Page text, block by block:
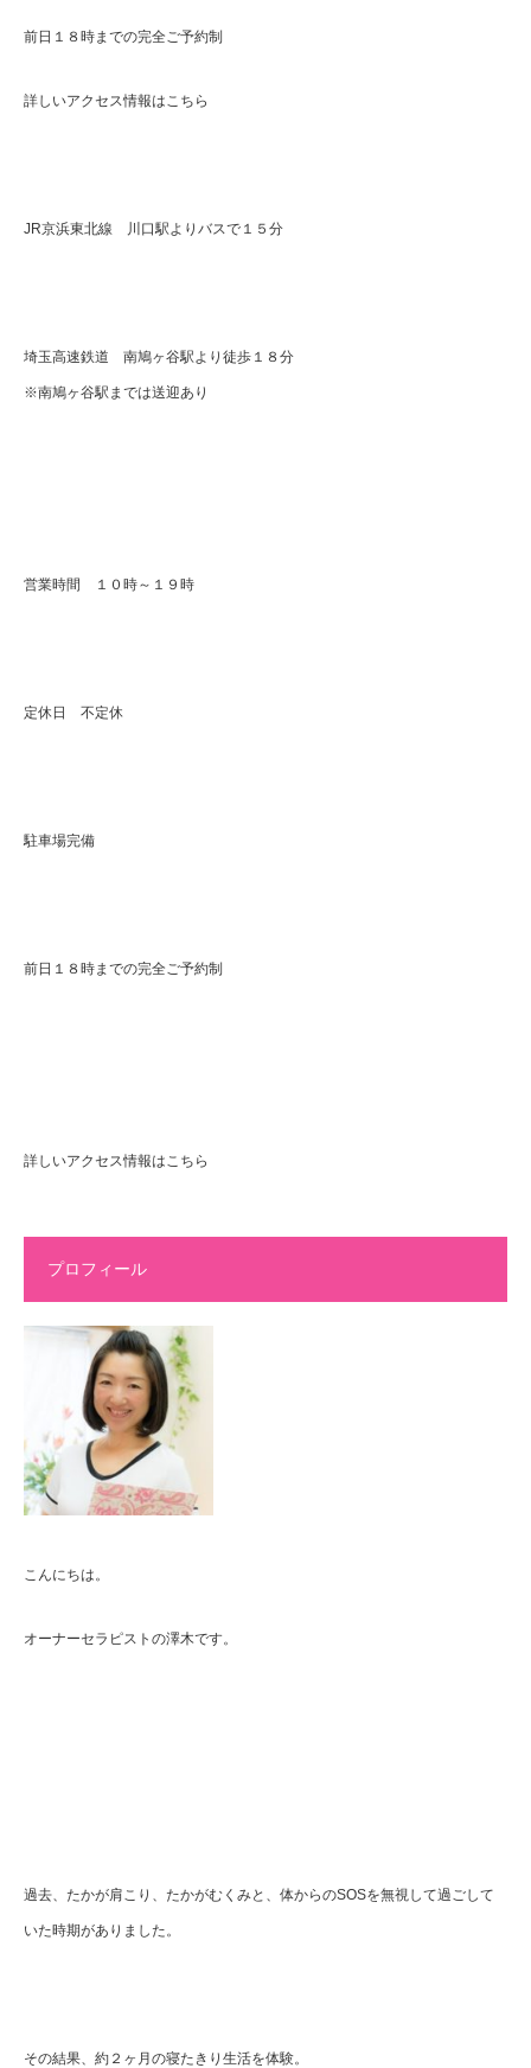
前日１８時までの完全ご予約制
詳しいアクセス情報はこちら
JR京浜東北線 川口駅よりバスで１５分
埼玉高速鉄道 南鳩ヶ谷駅より徒歩１８分
※南鳩ヶ谷駅までは送迎あり
営業時間 １０時～１９時
定休日 不定休
駐車場完備
前日１８時までの完全ご予約制
詳しいアクセス情報はこちら
プロフィール
こんにちは。
オーナーセラピストの澤木です。
過去、たかが肩こり、たかがむくみと、体からのSOSを無視して過ごして
いた時期がありました。
その結果、約２ヶ月の寝たきり生活を体験。